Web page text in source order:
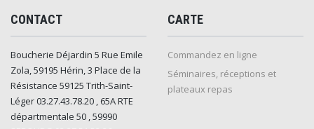
CONTACT
Boucherie Déjardin 5 Rue Emile
Zola, 59195 Hérin, 3 Place de la
Résistance 59125 Trith-Saint-
Léger 03.27.43.78.20 , 65A RTE
départmentale 50 , 59990
CARTE
Commandez en ligne
Séminaires, réceptions et
plateaux repas